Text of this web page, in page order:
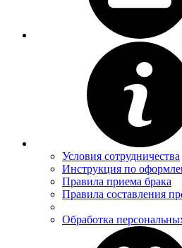
Условия сотрудничества
Инструкция по
Правила приема брака
Правила составления
Обработка